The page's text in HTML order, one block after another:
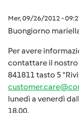
Mer, 09/26/2012 -
Buongiorno
Per avere
contattare il nostro
841811 tasto 5
lunedì a venerdì
18.00.